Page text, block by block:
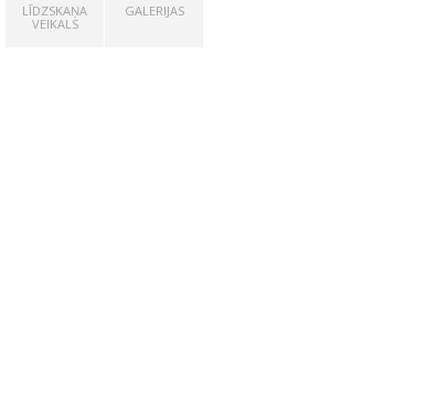
LĪDZSKAŅA
VEIKALS
GALERIJAS